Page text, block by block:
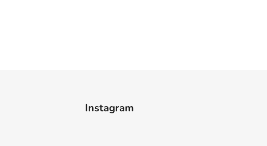
Instagram